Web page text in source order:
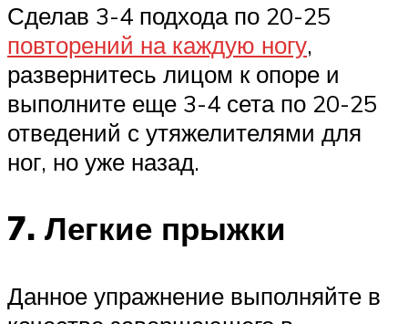
Сделав 3-4 подхода по 20-25
повторений на каждую ногу,
развернитесь лицом к опоре и
выполните еще 3-4 сета по 20-25
отведений с утяжелителями для
ног, но уже назад.
7. Легкие прыжки
Данное упражнение выполняйте в